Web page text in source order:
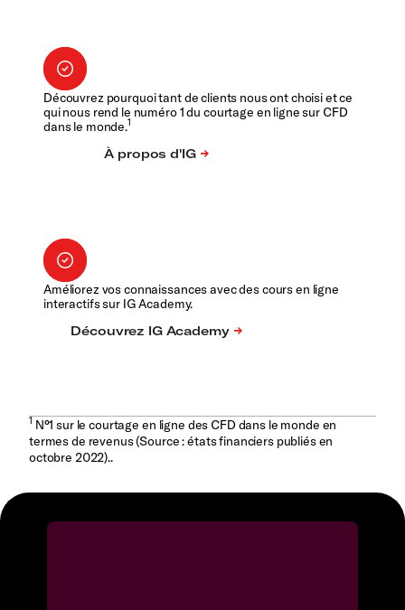
Découvrez pourquoi tant de clients nous ont choisi et ce
qui nous rend le numéro 1 du courtage en ligne sur CFD
dans le monde.1
Améliorez vos connaissances avec des cours en ligne
interactifs sur IG Academy.
1N°1 sur le courtage en ligne des CFD dans le monde en
termes de revenus (Source : états financiers publiés en
octobre 2022)..